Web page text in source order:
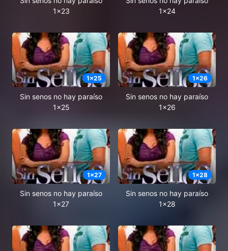
1x23
1x24
1x25
Sin senos no hay paraíso
1x25
1x26
Sin senos no hay paraíso
1x26
1x27
Sin senos no hay paraíso
1x27
1x28
Sin senos no hay paraíso
1x28